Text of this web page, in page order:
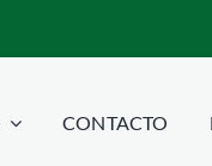
CONTACTO